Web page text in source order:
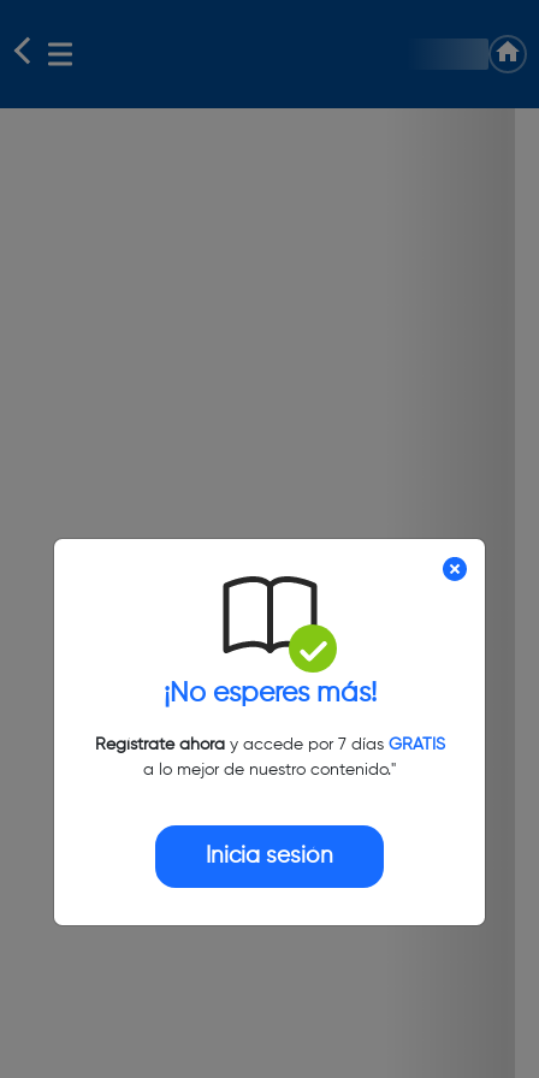
¡No esperes más!
Regístrate ahoray accede por 7 días GRATIS
a lo mejor de nuestro contenido."
Inicia sesión